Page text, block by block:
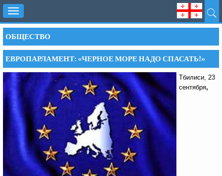
Toggle
navigation
ОБЩЕСТВО
ЕВРОПАРЛАМЕНТ: «ЧЕРНОЕ МОРЕ НАДО СПАСАТЬ!»
Тбилиси, 23
сентября,